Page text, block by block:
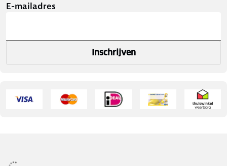
E-mailadres
Inschrijven